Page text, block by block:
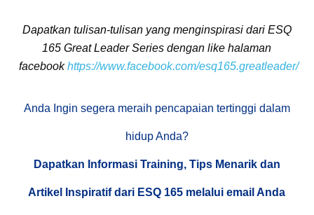
Dapatkan tulisan-tulisan yang menginspirasi dari ESQ
165 Great Leader Series dengan like halaman
facebookhttps://www.facebook.com/esq165.greatleader/
Anda Ingin segera meraih pencapaian tertinggi dalam
hidup Anda?
Dapatkan Informasi Training, Tips Menarik dan
Artikel Inspiratif dari ESQ 165 melalui email Anda